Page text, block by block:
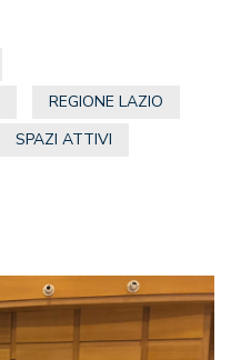
REGIONE LAZIO
SPAZI ATTIVI